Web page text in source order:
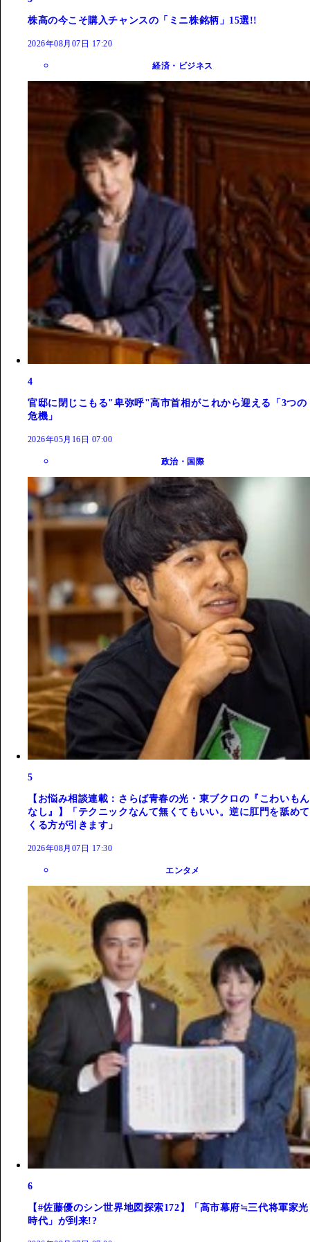
株高の今こそ購入チャンスの「ミニ株銘柄」15選!!
2026年08月07日 17:20
経済・ビジネス
4
官邸に閉じこもる"卑弥呼"高市首相がこれから迎える「3つの
危機」
2026年05月16日 07:00
政治・国際
5
【お悩み相談連載：さらば青春の光・東ブクロの『こわいもん
なし』】「テクニックなんて無くてもいい。逆に肛門を舐めて
くる方が引きます」
2026年08月07日 17:30
エンタメ
6
【#佐藤優のシン世界地図探索172】「高市幕府≒三代将軍家光
時代」が到来!?